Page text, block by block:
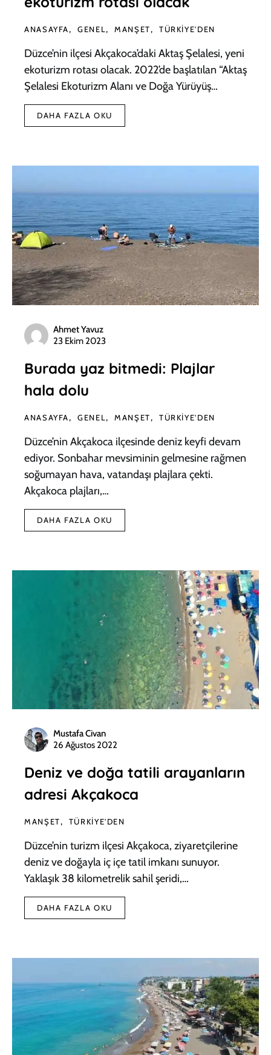
ANASAYFA GENEL MANŞET TÜRKIYE'DEN
Düzce’nin ilçesi Akçakoca’daki Aktaş Şelalesi, yeni
ekoturizm rotası olacak. 2022’de başlatılan “Aktaş
Şelalesi Ekoturizm Alanı ve Doğa Yürüyüş…
DAHA FAZLA OKU
Ahmet Yavuz
23 Ekim 2023
Burada yaz bitmedi: Plajlar
hala dolu
ANASAYFA GENEL MANŞET TÜRKIYE'DEN
Düzce’nin Akçakoca ilçesinde deniz keyfi devam
ediyor. Sonbahar mevsiminin gelmesine rağmen
soğumayan hava, vatandaşı plajlara çekti.
Akçakoca plajları,…
DAHA FAZLA OKU
Mustafa Civan
26 Ağustos 2022
Deniz ve doğa tatili arayanların
adresi Akçakoca
MANŞET TÜRKIYE'DEN
Düzce’nin turizm ilçesi Akçakoca, ziyaretçilerine
deniz ve doğayla iç içe tatil imkanı sunuyor.
Yaklaşık 38 kilometrelik sahil şeridi,…
DAHA FAZLA OKU